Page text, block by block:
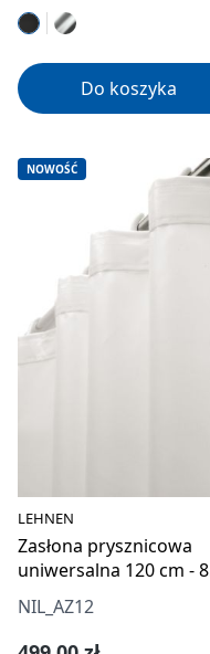
Do koszyka
NOWOŚĆ
LEHNEN
Zasłona prysznicowa
uniwersalna 120 cm - 8
oczek
NIL_AZ12